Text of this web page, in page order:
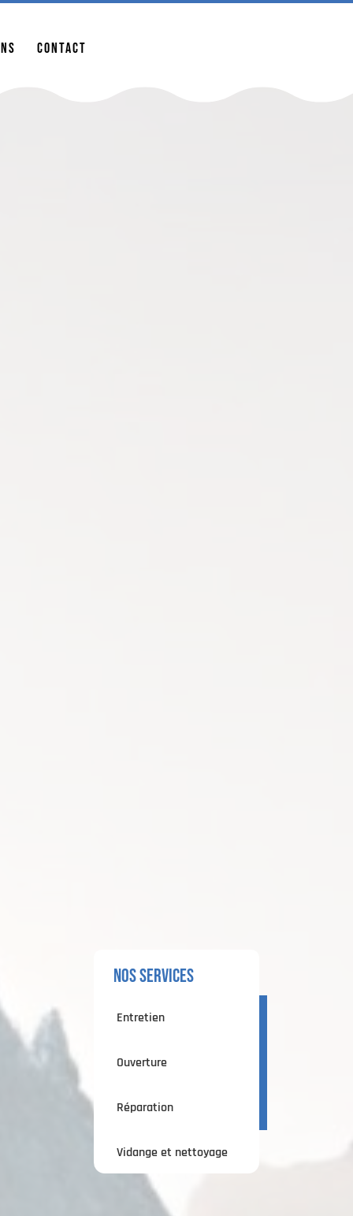
Contact
nos services
Entretien
Ouverture
Réparation
Vidange et nettoyage